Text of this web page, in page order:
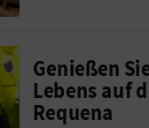
Genießen
Lebens auf
Requena